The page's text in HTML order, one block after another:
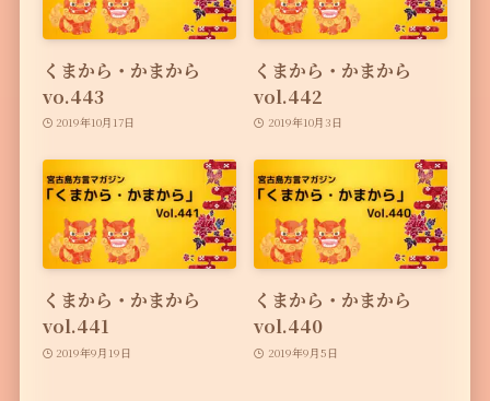
くまから・かまから
vo.443
2019年10月17日
くまから・かまから
vol.442
2019年10月3日
くまから・かまから
vol.441
2019年9月19日
くまから・かまから
vol.440
2019年9月5日